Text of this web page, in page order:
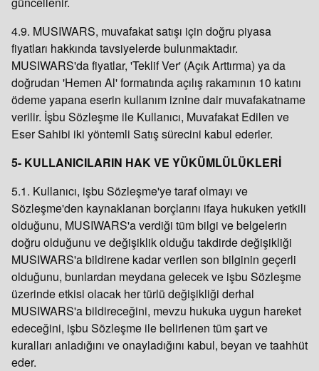
4.9. MUSIWARS, muvafakat satışı için doğru piyasa
fiyatları hakkında tavsiyelerde bulunmaktadır.
MUSIWARS'da fiyatlar, 'Teklif Ver' (Açık Arttırma) ya da
doğrudan 'Hemen Al' formatında açılış rakamının 10 katını
ödeme yapana eserin kullanım iznine dair muvafakatname
verilir. İşbu Sözleşme ile Kullanıcı, Muvafakat Edilen ve
Eser Sahibi iki yöntemli Satış sürecini kabul ederler.
5- KULLANICILARIN HAK VE YÜKÜMLÜLÜKLERİ
5.1. Kullanıcı, işbu Sözleşme'ye taraf olmayı ve
Sözleşme'den kaynaklanan borçlarını ifaya hukuken yetkili
olduğunu, MUSIWARS'a verdiği tüm bilgi ve belgelerin
doğru olduğunu ve değişiklik olduğu takdirde değişikliği
MUSIWARS'a bildirene kadar verilen son bilginin geçerli
olduğunu, bunlardan meydana gelecek ve işbu Sözleşme
üzerinde etkisi olacak her türlü değişikliği derhal
MUSIWARS'a bildireceğini, mevzu hukuka uygun hareket
edeceğini, işbu Sözleşme ile belirlenen tüm şart ve
kuralları anladığını ve onayladığını kabul, beyan ve taahhüt
eder.